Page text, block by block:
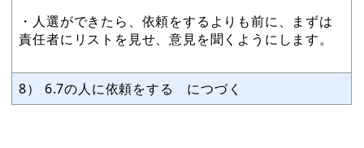
・人選ができたら、依頼をするよりも前に、まずは
責任者にリストを見せ、意見を聞くようにします。
8） 6.7の人に依頼をする につづく